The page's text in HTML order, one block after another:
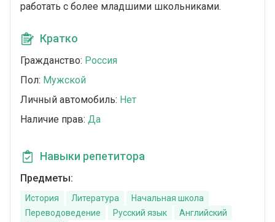
работать с более младшими школьниками.
Кратко
Гражданство: Россия
Пол: Мужской
Личный автомобиль: Нет
Наличие прав: Да
Навыки репетитора
Предметы:
История Литература
Начальная школа
Переводоведение
Русский язык
Английский